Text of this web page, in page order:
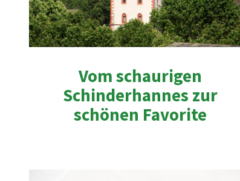
Vom schaurigen
Schinderhannes zur
schönen Favorite